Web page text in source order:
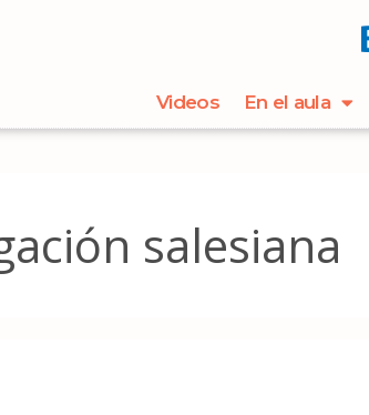
Videos En el aula
salesiana